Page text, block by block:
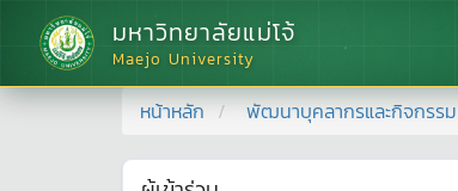
มหาวิทยาลัยแม่โจ้
Maejo University
หน้าหลัก พัฒนาบุคลากรและกิจกรรม